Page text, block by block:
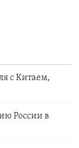
с Китаем,
России в